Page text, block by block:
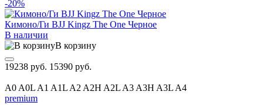
-20%
Кимоно/Ги BJJ Kingz The One Черное
В наличии
В корзину
19238 руб. 15390 руб.
A0 A0L A1 A1L A2 A2H A2L A3 A3H A3L A4
premium